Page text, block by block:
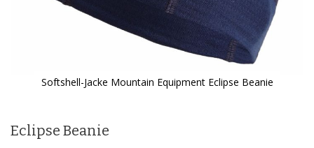
Softshell-Jacke Mountain Equipment Eclipse Beanie
der
Bildergalerie
Eclipse Beanie